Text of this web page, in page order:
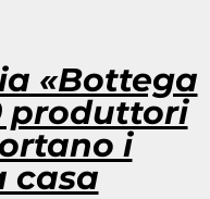
«Bottega
produttori
i
casa